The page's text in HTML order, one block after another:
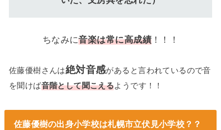
ちなみに音楽は常に高成績 ！！！
佐藤優樹さんは絶対音感があると言われているので音
を聞けば音階として聞こえるようです！！
佐藤優樹の出身小学校は札幌市立伏見小学校？？